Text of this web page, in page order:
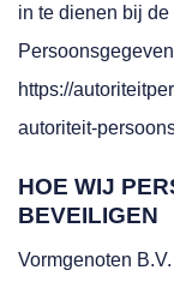
in te dienen bij
https://
autoriteit-
HOE WIJ
BEVEILIGEN
Vormgenoten